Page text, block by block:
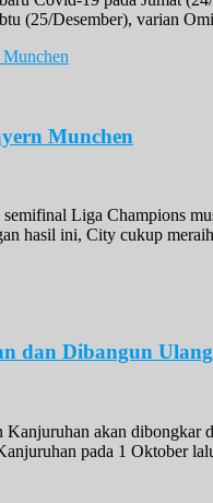
(25/Desember), varian
Munchen
Liga Champions
hasil ini, City cukup
dan Dibangun
akan
pada 1 Oktober